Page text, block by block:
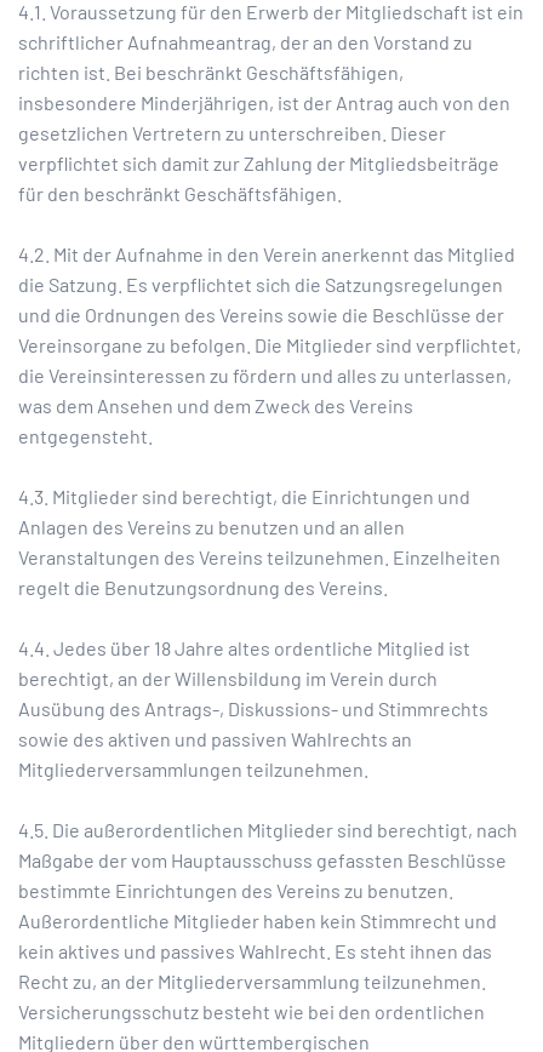
4.1. Voraussetzung für den Erwerb der Mitgliedschaft ist ein
schriftlicher Aufnahmeantrag, der an den Vorstand zu
richten ist. Bei beschränkt Geschäftsfähigen,
insbesondere Minderjährigen, ist der Antrag auch von den
gesetzlichen Vertretern zu unterschreiben. Dieser
verpflichtet sich damit zur Zahlung der Mitgliedsbeiträge
für den beschränkt Geschäftsfähigen.
4.2. Mit der Aufnahme in den Verein anerkennt das Mitglied
die Satzung. Es verpflichtet sich die Satzungsregelungen
und die Ordnungen des Vereins sowie die Beschlüsse der
Vereinsorgane zu befolgen. Die Mitglieder sind verpflichtet,
die Vereinsinteressen zu fördern und alles zu unterlassen,
was dem Ansehen und dem Zweck des Vereins
entgegensteht.
4.3. Mitglieder sind berechtigt, die Einrichtungen und
Anlagen des Vereins zu benutzen und an allen
Veranstaltungen des Vereins teilzunehmen. Einzelheiten
regelt die Benutzungsordnung des Vereins.
4.4. Jedes über 18 Jahre altes ordentliche Mitglied ist
berechtigt, an der Willensbildung im Verein durch
Ausübung des Antrags-, Diskussions- und Stimmrechts
sowie des aktiven und passiven Wahlrechts an
Mitgliederversammlungen teilzunehmen.
4.5. Die außerordentlichen Mitglieder sind berechtigt, nach
Maßgabe der vom Hauptausschuss gefassten Beschlüsse
bestimmte Einrichtungen des Vereins zu benutzen.
Außerordentliche Mitglieder haben kein Stimmrecht und
kein aktives und passives Wahlrecht. Es steht ihnen das
Recht zu, an der Mitgliederversammlung teilzunehmen.
Versicherungsschutz besteht wie bei den ordentlichen
Mitgliedern über den württembergischen